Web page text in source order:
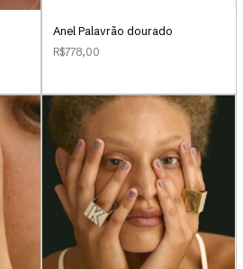
Anel Palavrão dourado
R$778,00